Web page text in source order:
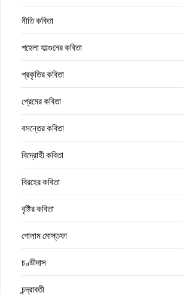
নীতি কবিতা
পহেলা ফাল্গুনের কবিতা
প্রকৃতির কবিতা
প্রেমের কবিতা
বসন্তের কবিতা
বিদ্রোহী কবিতা
বিরহের কবিতা
বৃষ্টির কবিতা
গোলাম মোস্তফা
চণ্ডীদাস
চন্দ্রাবতী